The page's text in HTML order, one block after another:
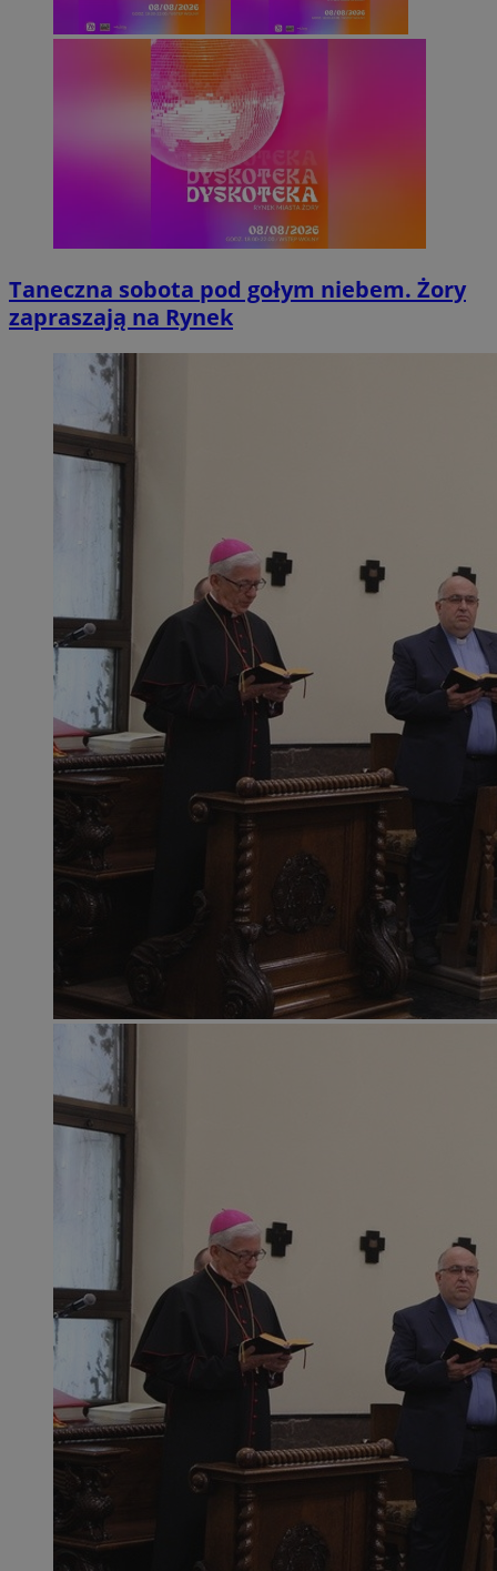
Taneczna sobota pod gołym niebem. Żory
zapraszają na Rynek